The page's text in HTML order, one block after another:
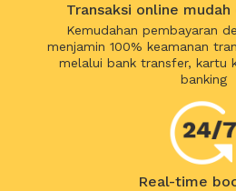
Transaksi online
Kemudahan pembayaran
menjamin 100% keamanan
melalui bank transfer, kartu
banking
Real-time